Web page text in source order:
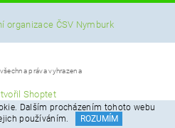
organizace ČSV Nymburk
práva vyhrazena
Shoptet
Dalším procházením tohoto webu
používáním.
ROZUMÍM